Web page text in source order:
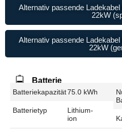
Alternativ passende
22kW
Alternativ passende
22kW
Batterie
Batteriekapazität75.0 kWh
Batterietyp
Lithium-
ion